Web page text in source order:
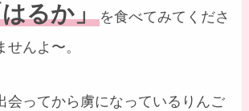
るか」を食べてみてくださ
んよ〜。
会ってから虜になっているりんご